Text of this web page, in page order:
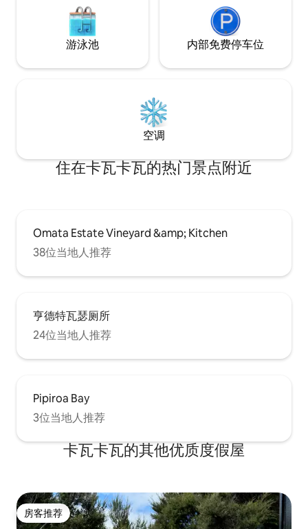
游泳池 内部免费停车位
空调
住在卡瓦卡瓦的热门景点附近
Omata Estate Vineyard &amp; Kitchen
38位当地人推荐
亨德特瓦瑟厕所
24位当地人推荐
Pipiroa Bay
3位当地人推荐
卡瓦卡瓦的其他优质度假屋
房客推荐
房客推荐